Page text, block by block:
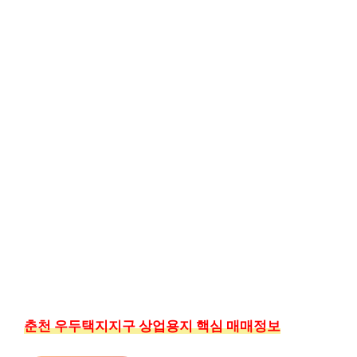
춘천 우두택지지구 상업용지 핵심 매매정보